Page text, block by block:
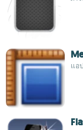
แอ